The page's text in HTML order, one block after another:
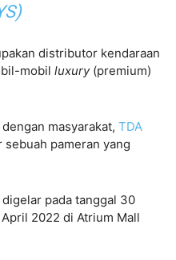
distributor kendaraan
mobil luxury(premium)
masyarakat, TDA
pameran yang
pada tanggal 30
2022 di Atrium Mall